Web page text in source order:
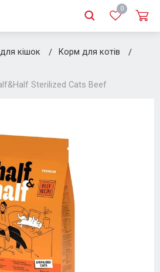
0
кішок
Корм для котів
Sterilized Cats Beef